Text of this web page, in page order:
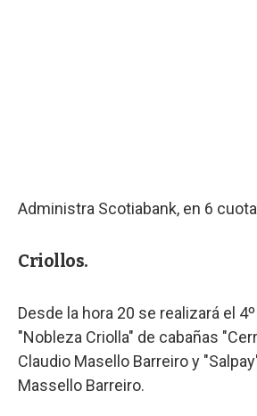
Administra Scotiabank, en 6
Criollos.
Desde la hora 20 se realizará el
"Nobleza Criolla" de cabañas
Claudio Masello Barreiro y
Massello Barreiro.